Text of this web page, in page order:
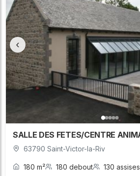
‹
63790 Saint-Victor-la-Riv
180 m² 180 debout 130 assises